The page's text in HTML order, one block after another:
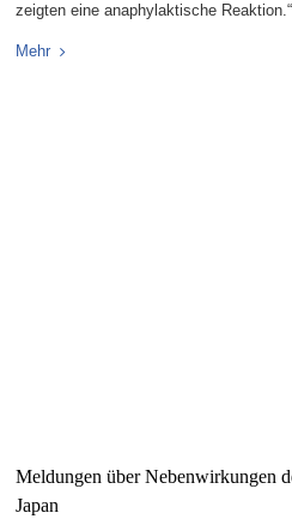
zeigten eine anaphylaktische
Mehr
Meldungen über Nebenwirkungen
Japan